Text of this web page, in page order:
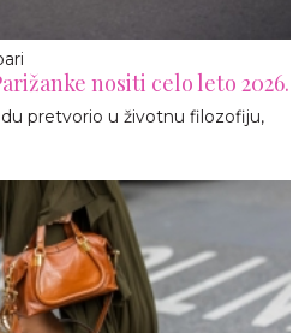
nositi celo leto 2026.
pretvorio u životnu filozofiju,